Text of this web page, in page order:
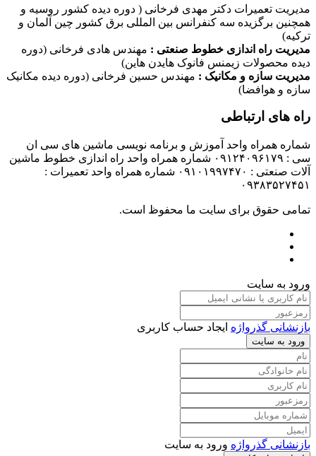
مدیریت تعمیرات دکتر مهدی فرخانی ( دوره دیده کشور روسیه و
همچنین برگزیده سه کنفرانس بین المللی برق کشور چین آلمان و
ترکیه)
مدیریت راه اندازی خطوط صنعتی : مهندس هادی فرخانی (دوره
دیده محصولات زیمنس فانوک هایدن هاین)
مدیریت سازه و مکانیک : مهندس حسین فرخانی (دوره دیده مکانیک
سازه و هوافضا)
راه های ارتباطی
شماره همراه واحد آموزش و برنامه نویسی ماشین های سی ان
سی : ۰۹۱۲۴۰۹۶۱۷۹ شماره همراه واحد راه اندازی خطوط ماشین
آلات صنعتی : ۰۹۱۰۱۹۹۷۴۷۰ شماره همراه واحد تعمیرات :
۰۹۳۸۳۵۲۷۴۵۱
تمامی حقوق برای سایت ما محفوظ است.
ورود به سایت
بازنشانی گذرواژه ایجاد حساب کاربری
ورود به سایت
بازنشانی گذرواژه ورود به سایت